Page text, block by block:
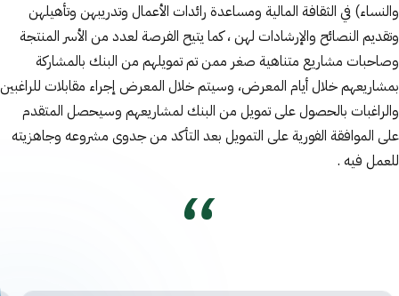
والنساء) في الثقافة المالية ومساعدة رائدات الأعمال وتدريبهن وتأهيلهن
وتقديم النصائح والإرشادات لهن ، كما يتيح الفرصة لعدد من الأسر المنتجة
وصاحبات مشاريع متناهية صغر ممن تم تمويلهم من البنك بالمشاركة
بمشاريعهم خلال أيام المعرض، وسيتم خلال المعرض إجراء مقابلات للراغبين
والراغبات بالحصول على تمويل من البنك لمشاريعهم وسيحصل المتقدم
على الموافقة الفورية على التمويل بعد التأكد من جدوى مشروعه وجاهزيته
للعمل فيه .